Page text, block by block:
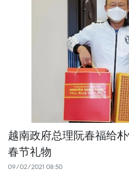
越南政府总理阮春福给
春节礼物
09/02/2021 08:50